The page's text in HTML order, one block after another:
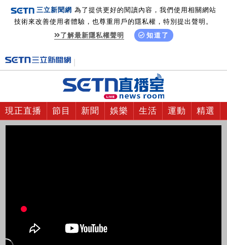
三立新聞網 為了提供更好的閱讀內容，我們使用相關網站
技術來改善使用者體驗，也尊重用戶的隱私權，特別提出聲明。
了解最新隱私權聲明
知道了
現正直播 節目 新聞 娛樂 生活 運動 精選